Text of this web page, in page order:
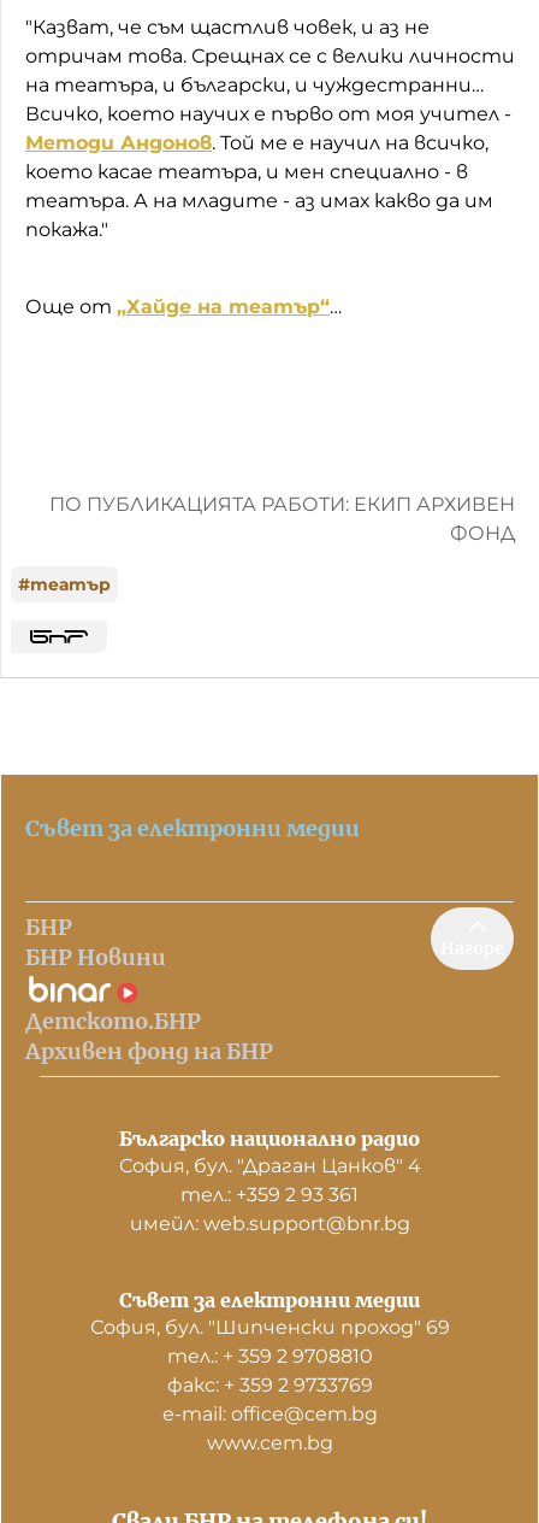
"Казват, че съм щастлив човек, и аз не
отричам това. Срещнах се с велики личности
на театъра, и български, и чуждестранни…
Всичко, което научих е първо от моя учител -
Методи Андонов. Той ме е научил на всичко,
което касае театъра, и мен специално - в
театъра. А на младите - аз имах какво да им
покажа."
Още от „Хайде на театър“…
ПО ПУБЛИКАЦИЯТА РАБОТИ: ЕКИП АРХИВЕН
ФОНД
#театър
Съвет за електронни медии
БНР
БНР Новини
Детското.БНР
Архивен фонд на БНР
Българско национално радио
София, бул. "Драган Цанков" 4
тел.: +359 2 93 361
имейл: web.support@bnr.bg
Съвет за електронни медии
София, бул. "Шипченски проход" 69
тел.: + 359 2 9708810
факс: + 359 2 9733769
е-mail: office@cem.bg
www.cem.bg